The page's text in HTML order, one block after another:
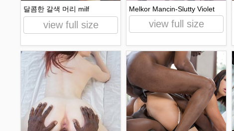
달콤한 갈색 머리 milf
view full size
Melkor Mancin-Slutty Violet
view full size